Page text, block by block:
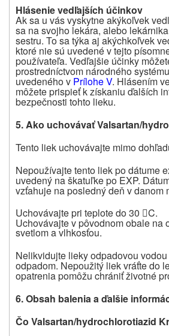
Hlásenie vedľajších účinkov
Ak sa u vás vyskytne akýkoľvek
sa na svojho lekára, alebo
sestru. To sa týka aj akýchkoľvek
ktoré nie sú uvedené v tejto
používateľa. Vedľajšie účinky
prostredníctvom národného
uvedeného v Prílohe V. Hlásením
môžete prispieť k získaniu ďalších
bezpečnosti tohto lieku.
5. Ako uchovávať Valsartan/
Tento liek uchovávajte mimo
Nepoužívajtetento liekpo dátume
uvedený na škatuľke po EXP.
vzťahuje na posledný deň v danom
Uchovávajte pri teplote do 30 C.
Uchovávajte v pôvodnom obale na
svetlom a vlhkosťou.
Nelikvidujte lieky odpadovou
odpadom. Nepoužitý liek vráťte do
opatrenia pomôžu chrániť životné
6. Obsah balenia a ďalšie
Čo Valsartan/hydrochlorotiazid